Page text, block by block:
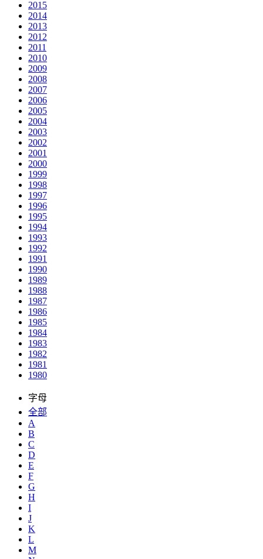
2015
2014
2013
2012
2011
2010
2009
2008
2007
2006
2005
2004
2003
2002
2001
2000
1999
1998
1997
1996
1995
1994
1993
1992
1991
1990
1989
1988
1987
1986
1985
1984
1983
1982
1981
1980
字母
全部
A
B
C
D
E
F
G
H
I
J
K
L
M